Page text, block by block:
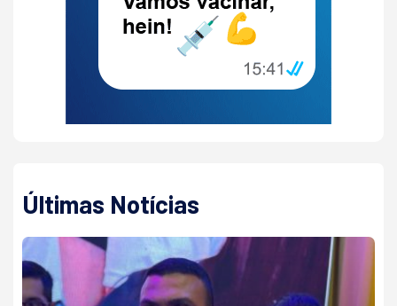
Últimas Notícias